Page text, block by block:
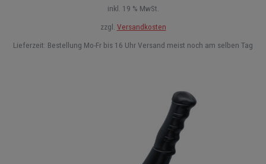
inkl. 19 % MwSt.
zzgl. Versandkosten
Lieferzeit: Bestellung Mo-Fr bis 16 Uhr Versand meist noch am selben Tag